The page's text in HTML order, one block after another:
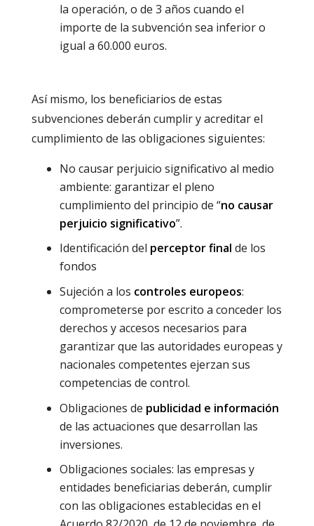
la operación, o de 3 años cuando el
importe de la subvención sea inferior o
igual a 60.000 euros.
Así mismo, los beneficiarios de estas
subvenciones deberán cumplir y acreditar el
cumplimiento de las obligaciones siguientes:
No causar perjuicio significativo al medio
ambiente: garantizar el pleno
cumplimiento del principio de “no causar
perjuicio significativo”.
Identificación del perceptor final de los
fondos
Sujeción a los controles europeos:
comprometerse por escrito a conceder los
derechos y accesos necesarios para
garantizar que las autoridades europeas y
nacionales competentes ejerzan sus
competencias de control.
Obligaciones de publicidad e información
de las actuaciones que desarrollan las
inversiones.
Obligaciones sociales: las empresas y
entidades beneficiarias deberán, cumplir
con las obligaciones establecidas en el